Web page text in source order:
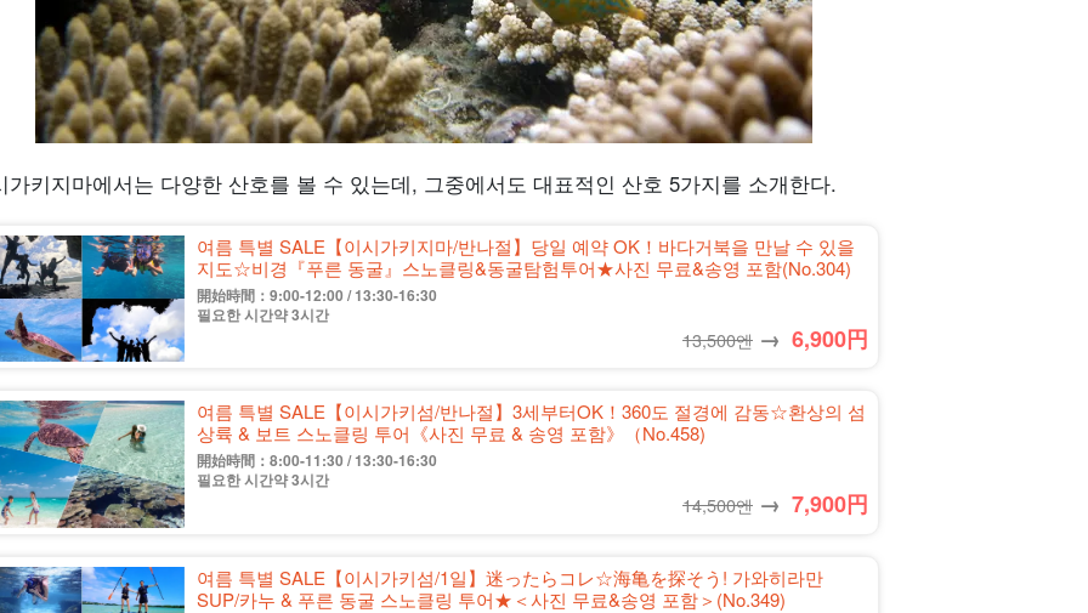
가키지마에서는 다양한 산호를 볼 수 있는데, 그중에서도 대표적인 산호 5가지를 소개한다.
여름 특별 SALE【이시가키지마/반나절】당일 예약 OK！바다거북을 만날 수 있을
지도☆비경『푸른 동굴』스노클링&동굴탐험투어★사진 무료&송영 포함(No.304)
開始時間：9:00-12:00 / 13:30-16:30
필요한 시간약 3시간
13,500엔 → 6,900円
여름 특별 SALE【이시가키섬/반나절】3세부터OK！360도 절경에 감동☆환상의 섬
상륙 & 보트 스노클링 투어《사진 무료 & 송영 포함》（No.458)
開始時間：8:00-11:30 / 13:30-16:30
필요한 시간약 3시간
14,500엔 → 7,900円
여름 특별 SALE【이시가키섬/1일】迷ったらコレ☆海亀を探そう! 가와히라만
SUP/카누 & 푸른 동굴 스노클링 투어★＜사진 무료&송영 포함＞(No.349)